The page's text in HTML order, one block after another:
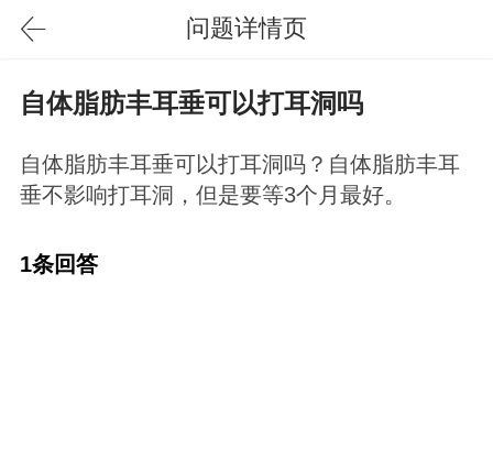
问题详情页
自体脂肪丰耳垂可以打耳洞吗
自体脂肪丰耳垂可以打耳洞吗？自体脂肪丰耳
垂不影响打耳洞，但是要等3个月最好。
1条回答